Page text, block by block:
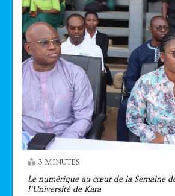
3 MINUTES
Le numérique au cœur de la Semaine
l’Université de Kara